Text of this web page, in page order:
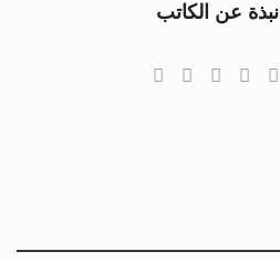
نبذة عن الكاتب